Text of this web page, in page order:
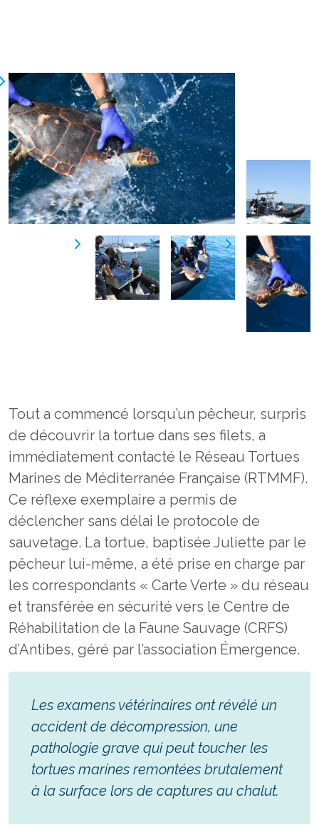
Tout a commencé lorsqu’un pêcheur, surpris
de découvrir la tortue dans ses filets, a
immédiatement contacté le Réseau Tortues
Marines de Méditerranée Française (RTMMF).
Ce réflexe exemplaire a permis de
déclencher sans délai le protocole de
sauvetage. La tortue, baptisée Juliette par le
pêcheur lui-même, a été prise en charge par
les correspondants « Carte Verte » du réseau
et transférée en sécurité vers le Centre de
Réhabilitation de la Faune Sauvage (CRFS)
d’Antibes, géré par l’association Émergence.
Les examens vétérinaires ont révélé un
accident de décompression, une
pathologie grave qui peut toucher les
tortues marines remontées brutalement
à la surface lors de captures au chalut.